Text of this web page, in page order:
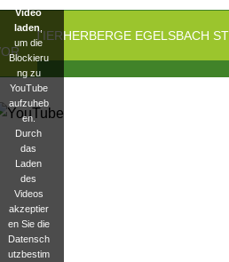
DIE TIERHERBERGE EGELSBACH
Video
laden
um die
Blockieru
ng zu
YouTube
aufzuheb
en.
Durch
das
Laden
des
Videos
akzeptier
en Sie die
Datensch
utzbestim